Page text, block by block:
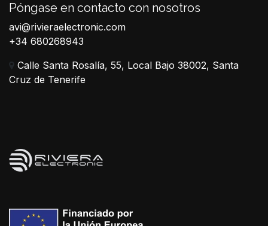
Póngase en contacto con nosotros
avi@rivieraelectronic.com
+34 680268943
Calle Santa Rosalía, 55, Local Bajo 38002, Santa
Cruz de Tenerife